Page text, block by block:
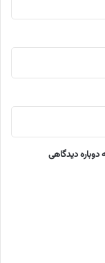
دوباره دیدگاهی